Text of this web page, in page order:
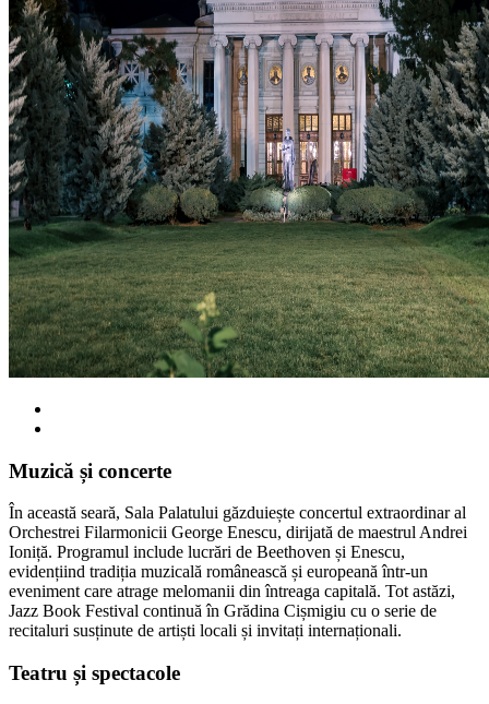
Muzică și concerte
În această seară, Sala Palatului găzduiește concertul extraordinar al
Orchestrei Filarmonicii George Enescu, dirijată de maestrul Andrei
Ioniță. Programul include lucrări de Beethoven și Enescu,
evidențiind tradiția muzicală românească și europeană într-un
eveniment care atrage melomanii din întreaga capitală. Tot astăzi,
Jazz Book Festival continuă în Grădina Cișmigiu cu o serie de
recitaluri susținute de artiști locali și invitați internaționali.
Teatru și spectacole